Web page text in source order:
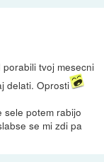
tvoj mesecni
delati. Oprosti
sele potem rabijo
se mi zdi pa